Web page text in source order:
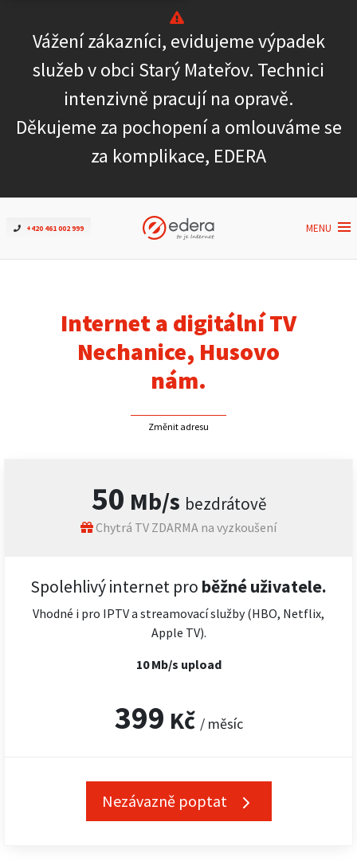
Vážení zákazníci, evidujeme výpadek
služeb v obci Starý Mateřov. Technici
intenzivně pracují na opravě.
Děkujeme za pochopení a omlouváme se
za komplikace, EDERA
+420 461 002 999 MENU
Ověřit dostupnost
Internet
ČEZNET TV
Podpora
Pro firmy
Internet a digitální TV
Nechanice, Husovo
nám.
Změnit adresu
50 Mb/s bezdrátově
Chytrá TV ZDARMA na vyzkoušení
Spolehlivý internet pro běžné uživatele.
Vhodné i pro IPTV a streamovací služby (HBO, Netflix,
Apple TV).
10 Mb/s upload
399 Kč / měsíc
Nezávazně poptat